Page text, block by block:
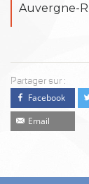
Auvergne-
Partager sur :
Facebook
Email